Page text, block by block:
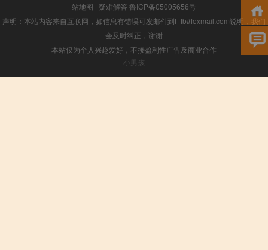
站地图 | 疑难解答 鲁ICP备05005656号
声明：本站内容来自互联网，如信息有错误可发邮件到f_fb#foxmail.com说明，我们
会及时纠正，谢谢
本站仅为个人兴趣爱好，不接盈利性广告及商业合作
小男孩